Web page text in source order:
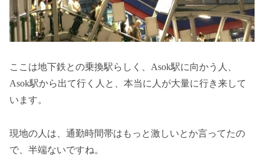
ここは地下鉄との乗換駅らしく、Asok駅に向かう人、
Asok駅から出て行く人と、本当に人が大量に行き来して
います。
現地の人は、通勤時間帯はもっと激しいとか言ってたの
で、半端ないですね。